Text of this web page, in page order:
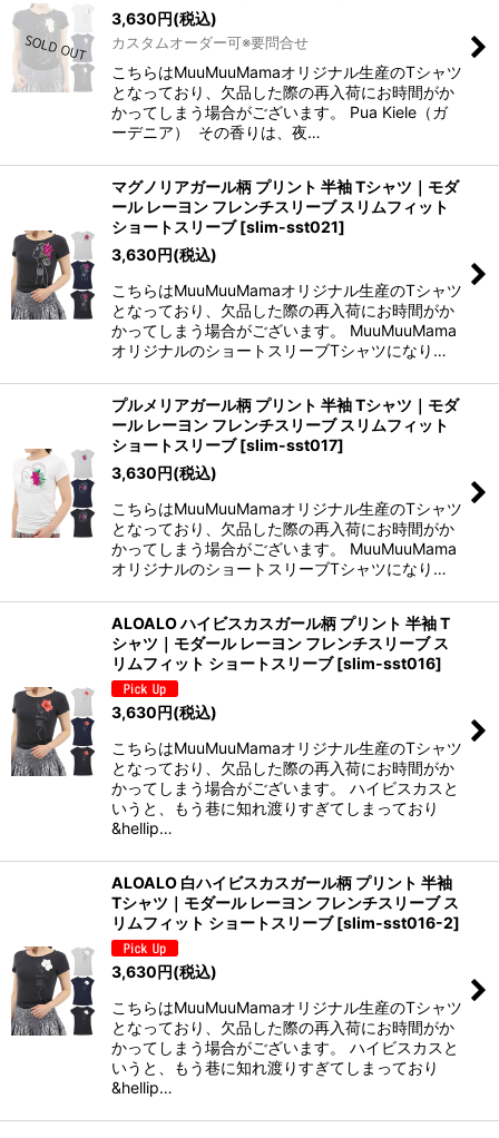
3,630円(税込)
カスタムオーダー可※要問合せ
こちらはMuuMuuMamaオリジナル生産のTシャツ
となっており、欠品した際の再入荷にお時間がか
かってしまう場合がございます。 Pua Kiele（ガ
ーデニア） その香りは、夜…
マグノリアガール柄 プリント 半袖 Tシャツ｜モダ
ール レーヨン フレンチスリーブ スリムフィット
ショートスリーブ [slim-sst021]
3,630円(税込)
こちらはMuuMuuMamaオリジナル生産のTシャツ
となっており、欠品した際の再入荷にお時間がか
かってしまう場合がございます。 MuuMuuMama
オリジナルのショートスリーブTシャツになり…
プルメリアガール柄 プリント 半袖 Tシャツ｜モダ
ール レーヨン フレンチスリーブ スリムフィット
ショートスリーブ [slim-sst017]
3,630円(税込)
こちらはMuuMuuMamaオリジナル生産のTシャツ
となっており、欠品した際の再入荷にお時間がか
かってしまう場合がございます。 MuuMuuMama
オリジナルのショートスリーブTシャツになり…
ALOALO ハイビスカスガール柄 プリント 半袖 T
シャツ｜モダール レーヨン フレンチスリーブ ス
リムフィット ショートスリーブ [slim-sst016]
3,630円(税込)
こちらはMuuMuuMamaオリジナル生産のTシャツ
となっており、欠品した際の再入荷にお時間がか
かってしまう場合がございます。 ハイビスカスと
いうと、もう巷に知れ渡りすぎてしまっており
&hellip…
ALOALO 白ハイビスカスガール柄 プリント 半袖
Tシャツ｜モダール レーヨン フレンチスリーブ ス
リムフィット ショートスリーブ [slim-sst016-2]
3,630円(税込)
こちらはMuuMuuMamaオリジナル生産のTシャツ
となっており、欠品した際の再入荷にお時間がか
かってしまう場合がございます。 ハイビスカスと
いうと、もう巷に知れ渡りすぎてしまっており
&hellip…